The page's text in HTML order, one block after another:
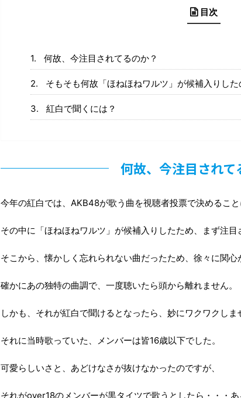
目次
何故、今注目されてるのか？
そもそも何故「ほねほねワルツ」が候補入りした
紅白で聞くには？
何故、今注目されて
今年の紅白では、AKB48が歌う曲を視聴者投票で決めるこ
その中に「ほねほねワルツ」が候補入りしたため、まず注
そこから、懐かしく忘れられない曲だったため、徐々に関
確かにあの独特の曲調で、一度聴いたら頭から離れません。
しかも、それが紅白で聞けるとなったら、妙にワクワクしま
それに当時歌っていた、メンバーは皆16歳以下でした。
可愛らしいさと、あどけなさが抜けなかったのですが、
それがover18のメンバーが黒タイツで歌うとしたら・・・